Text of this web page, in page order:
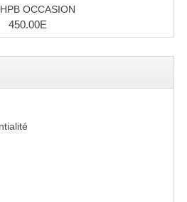
D'enceintes
Audio Vidéo
Casques Stéréo
, Limiteurs , Noise Gate
OCCASION
450.00E